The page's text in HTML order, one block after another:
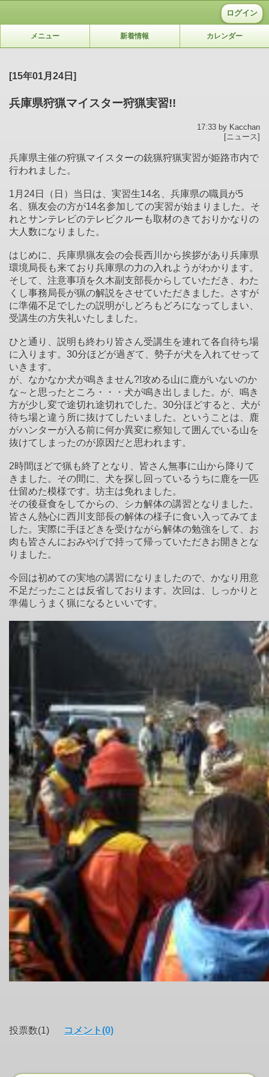
ログイン
メニュー 新着情報 カレンダー
[15年01月24日]
兵庫県狩猟マイスター狩猟実習!!
17:33 by Kacchan
[ニュース]
兵庫県主催の狩猟マイスターの銃猟狩猟実習が姫路市内で
行われました。
1月24日（日）当日は、実習生14名、兵庫県の職員が5
名、猟友会の方が14名参加しての実習が始まりました。そ
れとサンテレビのテレビクルーも取材のきておりかなりの
大人数になりました。
はじめに、兵庫県猟友会の会長西川から挨拶があり兵庫県
環境局長も来ており兵庫県の力の入れようがわかります。
そして、注意事項を久木副支部長からしていただき、わた
くし事務局長が猟の解説をさせていただきました。さすが
に準備不足でしたの説明がしどろもどろになってしまい、
受講生の方失礼いたしました。
ひと通り、説明も終わり皆さん受講生を連れて各自待ち場
に入ります。30分ほどが過ぎて、勢子が犬を入れてせって
いきます。
が、なかなか犬が鳴きません?!攻める山に鹿がいないのか
な～と思ったところ・・・犬が鳴き出しました。が、鳴き
方が少し変で途切れ途切れでした。30分ほどすると、犬が
待ち場と違う所に抜けてしたいました。ということは、鹿
がハンターが入る前に何か異変に察知して囲んでいる山を
抜けてしまったのが原因だと思われます。
2時間ほどで猟も終了となり、皆さん無事に山から降りて
きました。その間に、犬を探し回っているうちに鹿を一匹
仕留めた模様です。坊主は免れました。
その後昼食をしてからの、シカ解体の講習となりました。
皆さん熱心に西川支部長の解体の様子に食い入ってみてま
した。実際に手ほどきを受けながら解体の勉強をして、お
肉も皆さんにおみやげで持って帰っていただきお開きとな
りました。
今回は初めての実地の講習になりましたので、かなり用意
不足だったことは反省しております。次回は、しっかりと
準備しうまく猟になるといいです。
投票数(1) コメント(0)